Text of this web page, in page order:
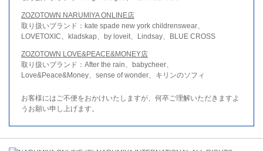
ZOZOTOWN NARUMIYA ONLINE店
取り扱いブランド：kate spade new york childrenswear、
LOVETOXIC、kladskap、by loveit、Lindsay、BLUE CROSS
ZOZOTOWN LOVE&PEACE&MONEY店
取り扱いブランド：After the rain、babycheer、
Love&Peace&Money、sense of wonder、キリンのソフィ
お客様にはご不便をおかけいたしますが、何卒ご理解いただきますよ
うお願い申し上げます。